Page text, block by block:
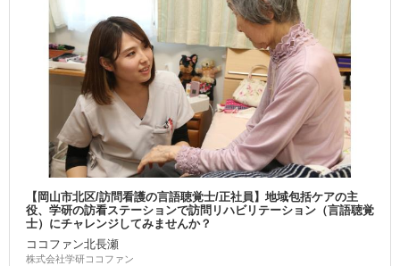
【岡山市北区/訪問看護の言語聴覚士/正社員】地域包括ケアの主
役、学研の訪看ステーションで訪問リハビリテーション（言語聴覚
士）にチャレンジしてみませんか？
ココファン北長瀬
株式会社学研ココファン